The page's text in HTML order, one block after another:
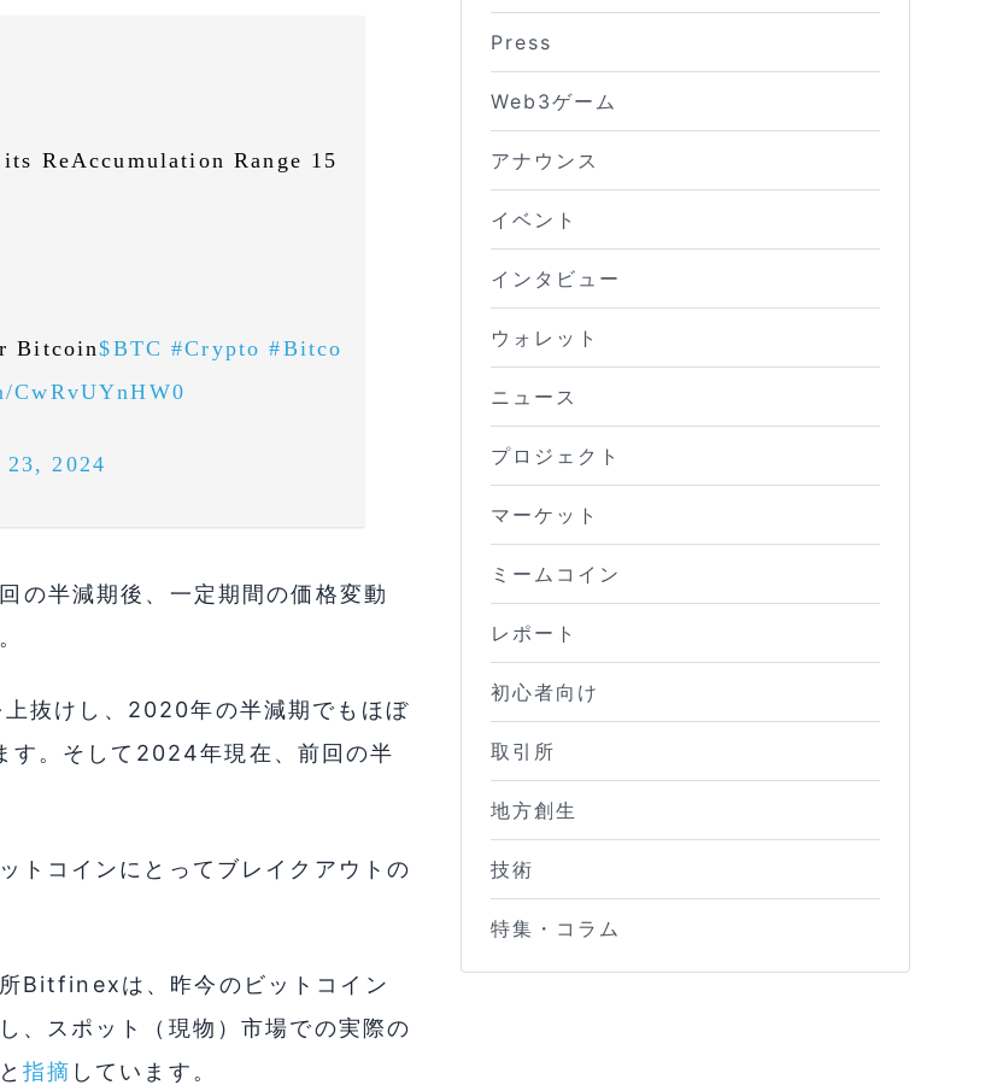
ReAccumulation Range 15
Bitcoin$BTC #Crypto #Bitco
23, 2024
半減期後、一定期間の価格変動
抜けし、2020年の半減期でもほぼ
す。そして2024年現在、前回の半
トコインにとってブレイクアウトの
Bitfinexは、昨今のビットコイン
、スポット（現物）市場での実際の
指摘 しています。
Press
Web3ゲーム
アナウンス
イベント
インタビュー
ウォレット
ニュース
プロジェクト
マーケット
ミームコイン
レポート
初心者向け
取引所
地方創生
技術
特集・コラム